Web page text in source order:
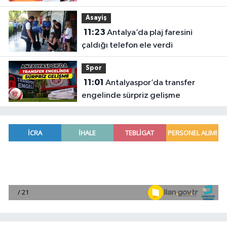
çözüm arıyor
Asayiş
11:23
çaldığı telefon ele verdi
Spor
11:01
engelinde sürpriz gelişme